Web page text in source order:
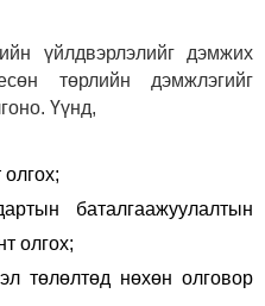
үйлдвэрлэлийг дэмжих
төрлийн дэмжлэгийг
Үүнд,
баталгаажуулалтын
олгох;
төлөлтөд нөхөн олговор